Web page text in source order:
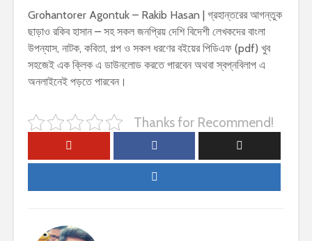
Grohantorer Agontuk – Rakib Hasan | গ্রহান্তরের আগন্তুক
ছাড়াও রকিব হাসান – সহ সকল জনপ্রিয় দেশি বিদেশী লেখকদের বাংলা
উপন্যাস, নাটক, কবিতা, গল্প ও সকল ধরণের বইয়ের পিডিএফ (pdf) খুব
সহজেই এক ক্লিক এ ডাউনলোড করতে পারবেন অথবা স্বপ্নবিলাপ এ
অনলাইনেই পড়তে পারবেন।
Thanks for Recommend!